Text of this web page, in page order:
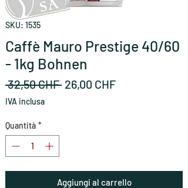
SKU: 1535
Caffè Mauro Prestige 40/60
- 1kg Bohnen
32,50 CHF Prezzo
26,00 CHFPrezzo
IVA inclusa
Quantità *
Aggiungi al carrello